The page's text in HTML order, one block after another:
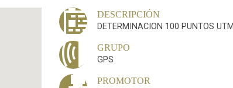
📰
DESCRIPCIÓN
DETERMINACION 100 PUNTOS
🕪GRUPO
GPS
PROMOTOR